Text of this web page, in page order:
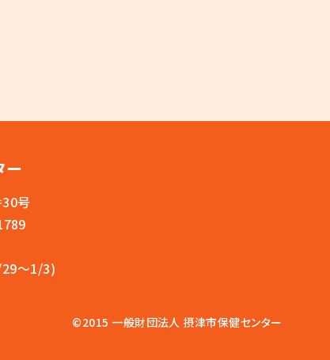
ー
号
29～1/3)
©2015 一般財団法人 摂津市保健センター